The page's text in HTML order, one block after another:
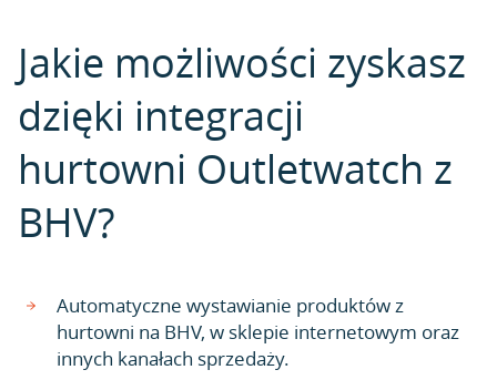
Jakie możliwości zyskasz
dzięki integracji
hurtowni Outletwatch z
BHV?
Automatyczne wystawianie produktów z
hurtowni na BHV, w sklepie internetowym oraz
innych kanałach sprzedaży.